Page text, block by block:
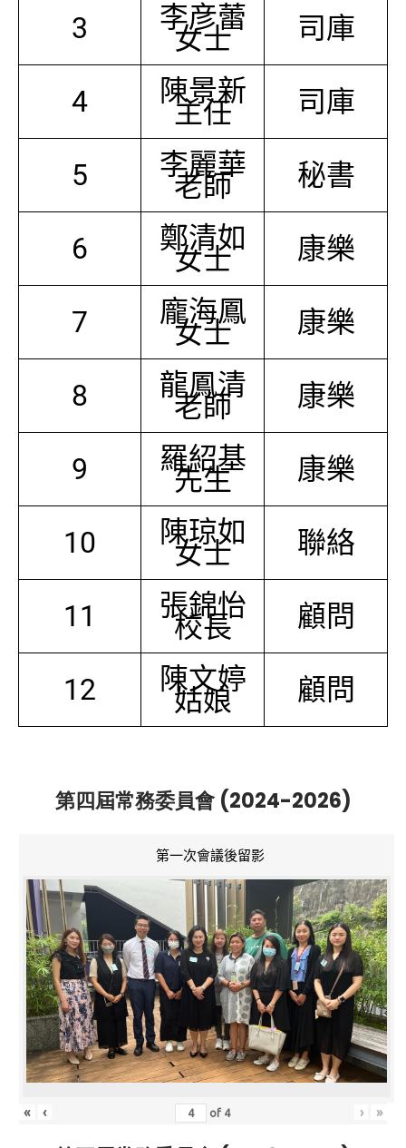
3 李彦蕾
女士 司庫
4 陳景新
主任 司庫
5 李麗華
老師 秘書
6 鄭清如
女士 康樂
7 龐海鳳
女士 康樂
8 龍鳳清
老師 康樂
9 羅紹基
先生 康樂
10 陳琼如
女士 聯絡
11 張錦怡
校長 顧問
12 陳文婷
姑娘 顧問
第四屆常務委員會 (2024-2026)
第一次會議後留影
« ‹ of 4 › »